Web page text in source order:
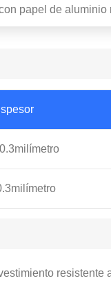
papel de aluminio
resistente